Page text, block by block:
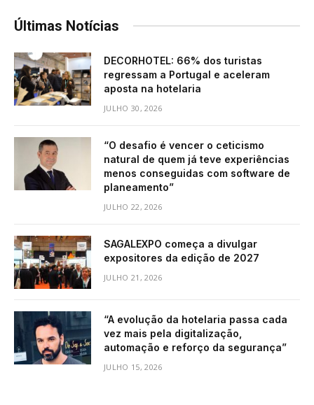
Últimas Notícias
DECORHOTEL: 66% dos turistas
regressam a Portugal e aceleram
aposta na hotelaria
JULHO 30, 2026
“O desafio é vencer o ceticismo
natural de quem já teve experiências
menos conseguidas com software de
planeamento”
JULHO 22, 2026
SAGALEXPO começa a divulgar
expositores da edição de 2027
JULHO 21, 2026
“A evolução da hotelaria passa cada
vez mais pela digitalização,
automação e reforço da segurança”
JULHO 15, 2026